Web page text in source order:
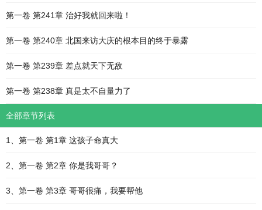
第一卷 第241章 治好我就回来啦！
第一卷 第240章 北国来访大庆的根本目的终于暴露
第一卷 第239章 差点就天下无敌
第一卷 第238章 真是太不自量力了
全部章节列表
1、第一卷 第1章 这孩子命真大
2、第一卷 第2章 你是我哥哥？
3、第一卷 第3章 哥哥很痛，我要帮他